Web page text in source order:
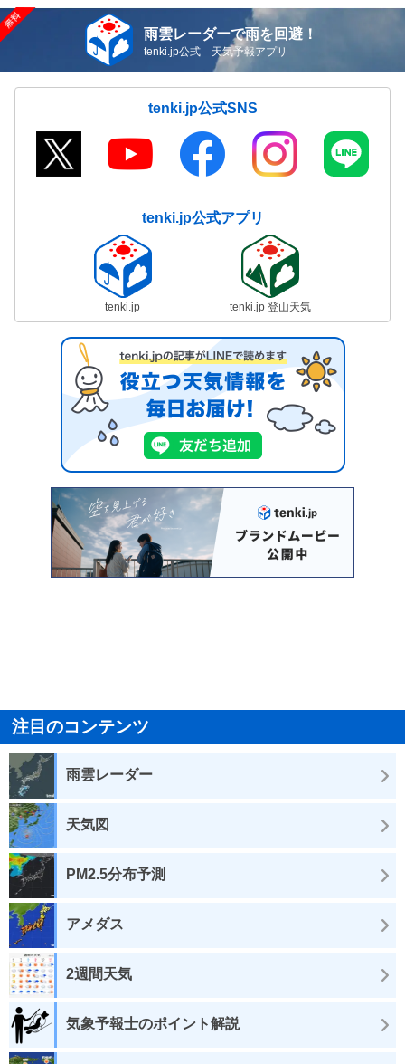
雨雲レーダーで雨を回避！
tenki.jp公式 天気予報アプリ
tenki.jp公式SNS
tenki.jp公式アプリ
tenki.jp tenki.jp 登山天気
注目のコンテンツ
雨雲レーダー
天気図
PM2.5分布予測
アメダス
2週間天気
気象予報士のポイント解説